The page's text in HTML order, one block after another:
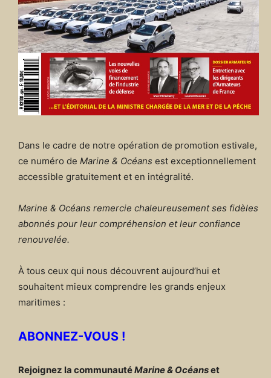
Dans le cadre de notre opération de promotion estivale,
ce numéro de Marine & Océans est exceptionnellement
accessible gratuitement et en intégralité.
Marine & Océans remercie chaleureusement ses fidèles
abonnés pour leur compréhension et leur confiance
renouvelée.
À tous ceux qui nous découvrent aujourd’hui et
souhaitent mieux comprendre les grands enjeux
maritimes :
ABONNEZ-VOUS !
Rejoignez la communautéMarine & Océanset